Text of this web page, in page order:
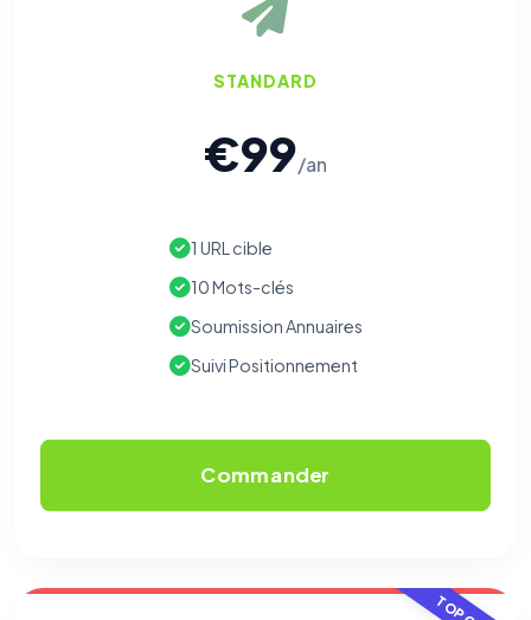
STANDARD
€99/an
1 URL cible
10 Mots-clés
Soumission Annuaires
Suivi Positionnement
Commander
traçants (Art. 82 loi Informatique et Libertés ; recommandation CNIL
Ce suivi n'est pas géré par ce
lien dédié en pied de chaque courriel
vous opposer à ce suivi ») — sans vous désinscrire des envois — ou